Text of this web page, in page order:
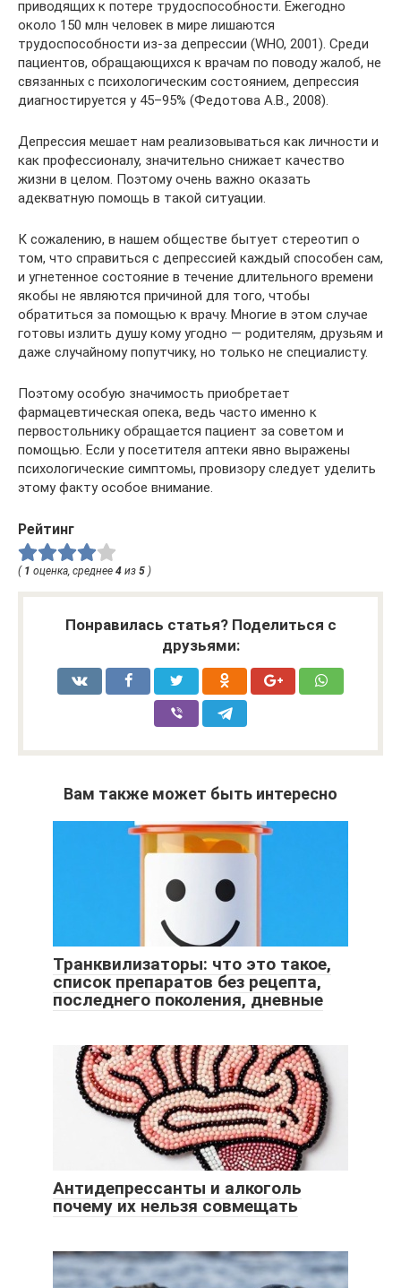
приводящих к потере трудоспособности. Ежегодно
около 150 млн человек в мире лишаются
трудоспособности из-за депрессии (WHO, 2001). Среди
пациентов, обращающихся к врачам по поводу жалоб, не
связанных с психологическим состоянием, депрессия
диагностируется у 45–95% (Федотова А.В., 2008).
Депрессия мешает нам реализовываться как личности и
как профессионалу, значительно снижает качество
жизни в целом. Поэтому очень важно оказать
адекватную помощь в такой ситуации.
К сожалению, в нашем обществе бытует стереотип о
том, что справиться с депрессией каждый способен сам,
и угнетенное состояние в течение длительного времени
якобы не являются причиной для того, чтобы
обратиться за помощью к врачу. Многие в этом случае
готовы излить душу кому угодно — родителям, друзьям и
даже случайному попутчику, но только не специалисту.
Поэтому особую значимость приобретает
фармацевтическая опека, ведь часто именно к
первостольнику обращается пациент за советом и
помощью. Если у посетителя аптеки явно выражены
психологические симптомы, провизору следует уделить
этому факту особое внимание.
Рейтинг
( 1 оценка, среднее 4 из 5 )
Понравилась статья? Поделиться с
друзьями:
Вам также может быть интересно
Транквилизаторы: что это такое,
список препаратов без рецепта,
последнего поколения, дневные
Антидепрессанты и алкоголь
почему их нельзя совмещать